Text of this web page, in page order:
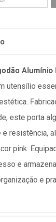
Alumínio
utensílio
este porta
e resistência,
pink.
e
e